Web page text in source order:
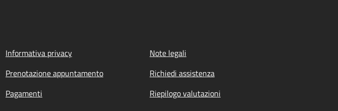
Informativa privacy
Note legali
Prenotazione appuntamento
Richiedi assistenza
Pagamenti
Riepilogo valutazioni